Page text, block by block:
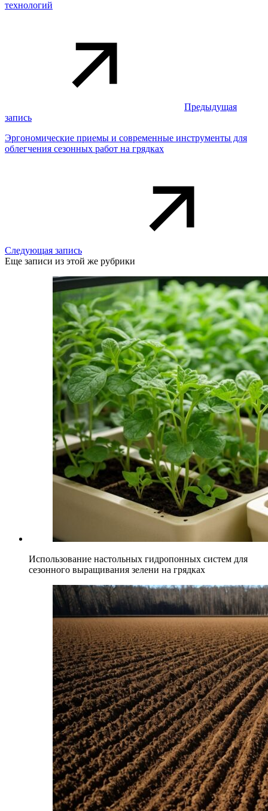
технологий
Предыдущая
запись
Эргономические приемы и современные инструменты для
облегчения сезонных работ на грядках
Следующая запись
Еще записи из этой же рубрики
Использование настольных гидропонных систем для
сезонного выращивания зелени на грядках